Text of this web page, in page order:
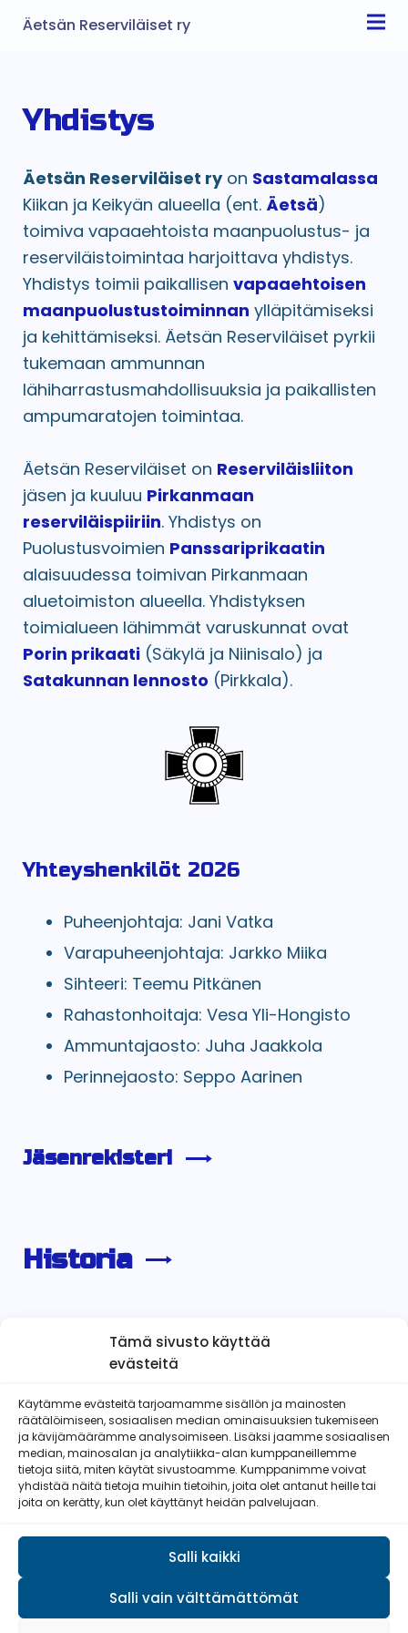
Tämä sivusto käyttää
evästeitä
Käytämme evästeitä tarjoamamme sisällön ja mainosten
räätälöimiseen, sosiaalisen median ominaisuuksien tukemiseen
ja kävijämäärämme analysoimiseen. Lisäksi jaamme sosiaalisen
median, mainosalan ja analytiikka-alan kumppaneillemme
tietoja siitä, miten käytät sivustoamme. Kumppanimme voivat
yhdistää näitä tietoja muihin tietoihin, joita olet antanut heille tai
joita on kerätty, kun olet käyttänyt heidän palvelujaan.
Salli kaikki
Salli vain välttämättömät
Äetsän Reserviläiset ry
Yhdistys
Äetsän Reserviläiset ryon Sastamalassa
Kiikan ja Keikyän alueella (ent. Äetsä)
toimiva vapaaehtoista maanpuolustus- ja
reserviläistoimintaa harjoittava yhdistys.
Yhdistys toimii paikallisen vapaaehtoisen
maanpuolustustoiminnan ylläpitämiseksi
ja kehittämiseksi. Äetsän Reserviläiset pyrkii
tukemaan ammunnan
lähiharrastusmahdollisuuksia ja paikallisten
ampumaratojen toimintaa.
Äetsän Reserviläiset on Reserviläisliiton
jäsen ja kuuluu Pirkanmaan
reserviläispiiriin. Yhdistys on
Puolustusvoimien Panssariprikaatin
alaisuudessa toimivan Pirkanmaan
aluetoimiston alueella. Yhdistyksen
toimialueen lähimmät varuskunnat ovat
Porin prikaati (Säkylä ja Niinisalo) ja
Satakunnan lennosto (Pirkkala).
Yhteyshenkilöt 2026
Puheenjohtaja: Jani Vatka
Varapuheenjohtaja: Jarkko Miika
Sihteeri: Teemu Pitkänen
Rahastonhoitaja: Vesa Yli-Hongisto
Ammuntajaosto: Juha Jaakkola
Perinnejaosto: Seppo Aarinen
Jäsenrekisteri
Historia
Äetsän Reserviläiset ry
Pirkan Viesti